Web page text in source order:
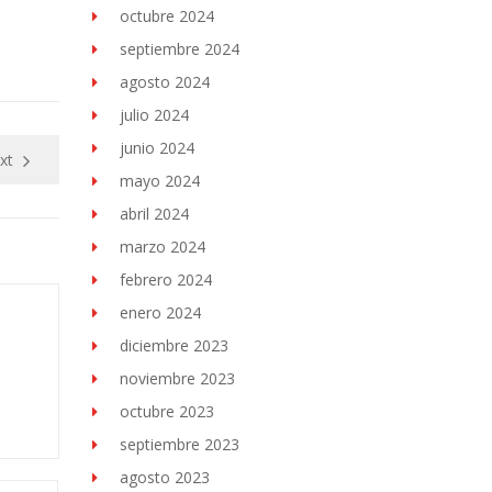
octubre 2024
septiembre 2024
agosto 2024
julio 2024
junio 2024
mayo 2024
abril 2024
marzo 2024
febrero 2024
enero 2024
diciembre 2023
noviembre 2023
octubre 2023
septiembre 2023
agosto 2023